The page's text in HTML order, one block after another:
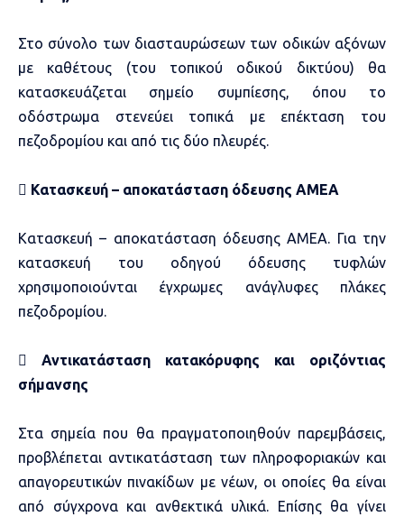
Στο σύνολο των διασταυρώσεων των οδικών αξόνων
με καθέτους (του τοπικού οδικού δικτύου) θα
κατασκευάζεται σημείο συμπίεσης, όπου το
οδόστρωμα στενεύει τοπικά με επέκταση του
πεζοδρομίου και από τις δύο πλευρές.
 Κατασκευή – αποκατάσταση όδευσης ΑΜΕΑ
Κατασκευή – αποκατάσταση όδευσης ΑΜΕΑ. Για την
κατασκευή του οδηγού όδευσης τυφλών
χρησιμοποιούνται έγχρωμες ανάγλυφες πλάκες
πεζοδρομίου.
 Αντικατάσταση κατακόρυφης και οριζόντιας
σήμανσης
Στα σημεία που θα πραγματοποιηθούν παρεμβάσεις,
προβλέπεται αντικατάσταση των πληροφοριακών και
απαγορευτικών πινακίδων με νέων, οι οποίες θα είναι
από σύγχρονα και ανθεκτικά υλικά. Επίσης θα γίνει